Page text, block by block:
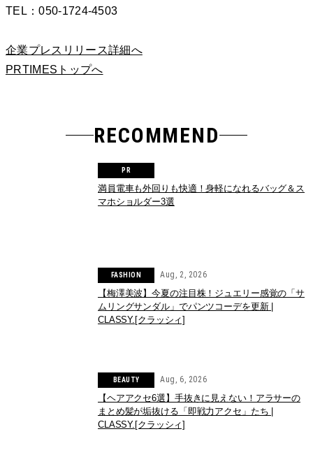
TEL：050-1724-4503
企業プレスリリース詳細へ
PRTIMESトップへ
RECOMMEND
満員電車も外回りも快適！身軽になれるバッグ＆ス
マホショルダー3選
FASHION Aug, 2, 2026
【梅澤美波】今夏の注目株！ジュエリー感覚の「サ
ムリングサンダル」でパンツコーデを更新 |
CLASSY.[クラッシィ]
BEAUTY Aug, 6, 2026
【ヘアアクセ6選】手抜きに見えない！アラサーの
まとめ髪が垢抜ける「即戦力アクセ」たち |
CLASSY.[クラッシィ]